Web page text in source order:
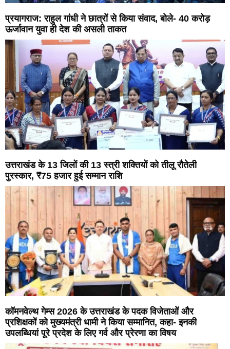
प्रयागराज: राहुल गांधी ने छात्रों से किया संवाद, बोले- 40 करोड़
ऊर्जावान युवा ही देश की असली ताकत
उत्तराखंड के 13 जिलों की 13 स्त्री शक्तियों को तीलू रौतेली
पुरस्कार, ₹75 हजार हुई सम्मान राशि
कॉमनवेल्थ गेम्स 2026 के उत्तराखंड के पदक विजेताओं और
प्रशिक्षकों को मुख्यमंत्री धामी ने किया सम्मानित, कहा- इनकी
उपलब्धियां पूरे प्रदेश के लिए गर्व और प्रेरणा का विषय